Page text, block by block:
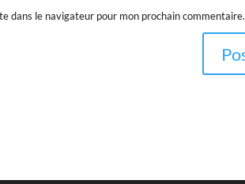
dans le navigateur pour mon prochain commentaire.